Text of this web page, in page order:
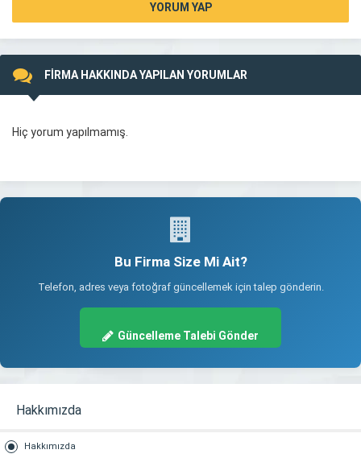
YORUM YAP
FİRMA HAKKINDA YAPILAN YORUMLAR
Hiç yorum yapılmamış.
Bu Firma Size Mi Ait?
Telefon, adres veya fotoğraf güncellemek için talep gönderin.
Güncelleme Talebi Gönder
Hakkımızda
Hakkımızda